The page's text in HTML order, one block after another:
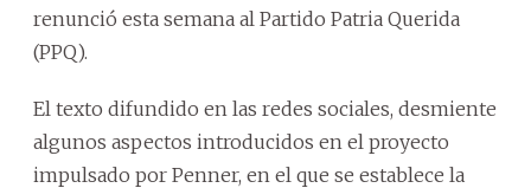
renunció esta semana al Partido Patria Querida
(PPQ).
El texto difundido en las redes sociales, desmiente
algunos aspectos introducidos en el proyecto
impulsado por Penner, en el que se establece la